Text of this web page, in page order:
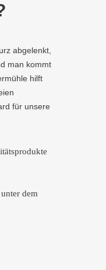
abgelenkt,
man kommt
hilft
für unsere
dem